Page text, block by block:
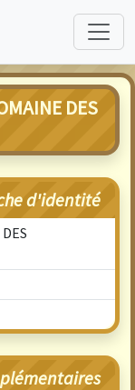
DES
d'identité